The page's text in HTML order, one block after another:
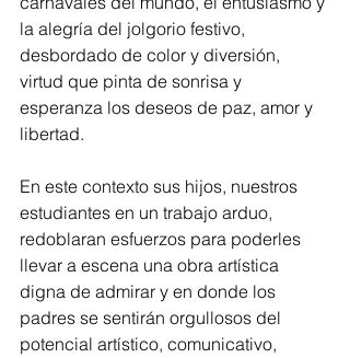
la alegría del jolgorio festivo,
desbordado de color y diversión,
virtud que pinta de sonrisa y
esperanza los deseos de paz, amor y
libertad.
En este contexto sus hijos, nuestros
estudiantes en un trabajo arduo,
redoblaran esfuerzos para poderles
llevar a escena una obra artística
digna de admirar y en donde los
padres se sentirán orgullosos del
potencial artístico, comunicativo,